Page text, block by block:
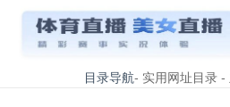
目录导航- 实用网址目录 -